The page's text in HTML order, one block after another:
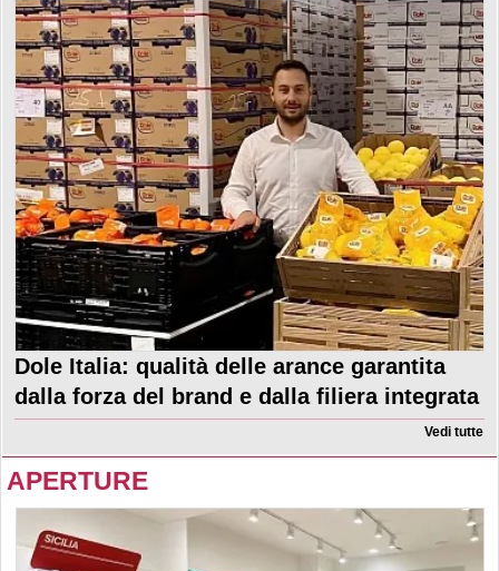
Dole Italia: qualità delle arance garantita
dalla forza del brand e dalla filiera integrata
Vedi tutte
APERTURE